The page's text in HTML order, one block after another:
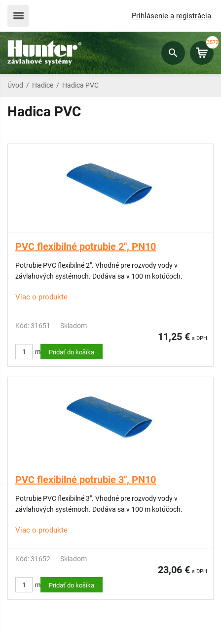
Prihlásenie a registrácia
3572
Úvod / Hadice / Hadica PVC
Hadica PVC
PVC flexibilné potrubie 2", PN10
Potrubie PVC flexibilné 2". Vhodné pre rozvody vody v
závlahových systémoch. Dodáva sa v 100 m kotúčoch.
Viac o produkte
Kód: 31651 Skladom
11,25 € s DPH
m Pridať do košíka
PVC flexibilné potrubie 3", PN10
Potrubie PVC flexibilné 3". Vhodné pre rozvody vody v
závlahových systémoch. Dodáva sa v 100 m kotúčoch.
Viac o produkte
Kód: 31652 Skladom
23,06 € s DPH
m Pridať do košíka